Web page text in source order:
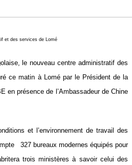
services de Lomé
le nouveau centre administratif des
ce matin à Lomé par le Président de la
en présence de l’Ambassadeur de Chine
et l’environnement de travail des
327 bureaux modernes équipés pour
trois ministères à savoir celui des